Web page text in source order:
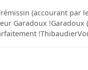
(accourant
Garadoux